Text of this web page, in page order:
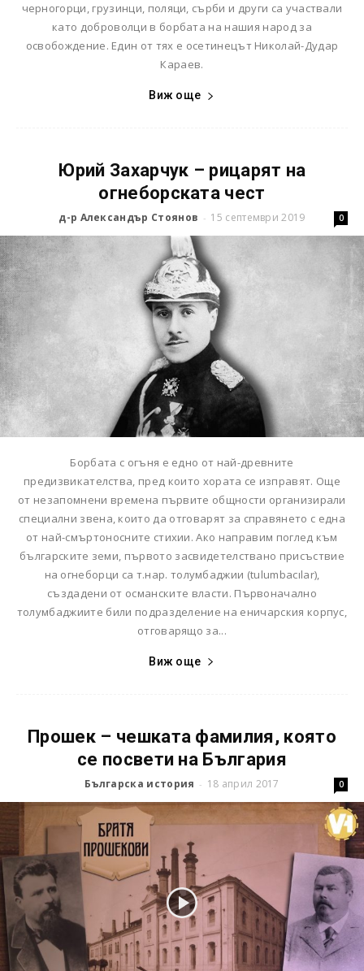
черногорци, грузинци, поляци, сърби и други са участвали
като доброволци в борбата на нашия народ за
освобождение. Един от тях е осетинецът Николай-Дудар
Караев.
Виж още
Юрий Захарчук – рицарят на
огнеборската чест
д-р Александър Стоянов - 15 септември 2019 0
Борбата с огъня е едно от най-древните
предизвикателства, пред които хората се изправят. Още
от незапомнени времена първите общности организирали
специални звена, които да отговарят за справянето с една
от най-смъртоносните стихии. Ако направим поглед към
българските земи, първото засвидетелствано присъствие
на огнеборци са т.нар. толумбаджии (tulumbacılar),
създадени от османските власти. Първоначално
толумбаджиите били подразделение на еничарския корпус,
отговарящо за...
Виж още
Прошек – чешката фамилия, която
се посвети на България
Българска история - 18 април 2017 0